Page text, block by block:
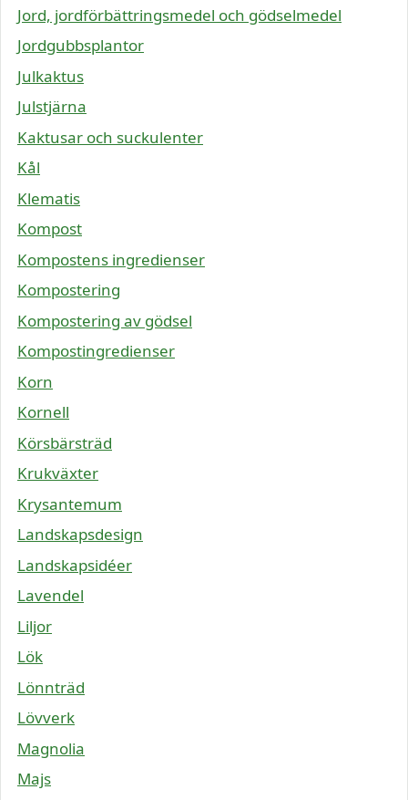
Jord, jordförbättringsmedel och gödselmedel
Jordgubbsplantor
Julkaktus
Julstjärna
Kaktusar och suckulenter
Kål
Klematis
Kompost
Kompostens ingredienser
Kompostering
Kompostering av gödsel
Kompostingredienser
Korn
Kornell
Körsbärsträd
Krukväxter
Krysantemum
Landskapsdesign
Landskapsidéer
Lavendel
Liljor
Lök
Lönnträd
Lövverk
Magnolia
Majs